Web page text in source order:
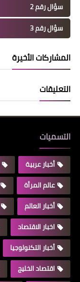
سؤال رقم 2
سؤال رقم 3
المشاركات الأخيرة
التعليقات
التسميات
أخبار عربية
عالم المرأة
أخبار العالم
اخبار الاقتصاد
أخبار التكنولوجيا
اقتصاد الخليج